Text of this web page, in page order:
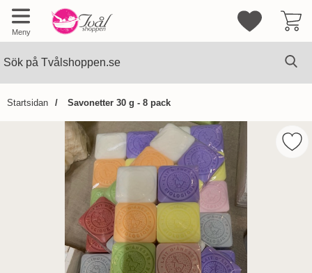
Meny
Mina
Startsidan Savonetter 30 g - 8 pack